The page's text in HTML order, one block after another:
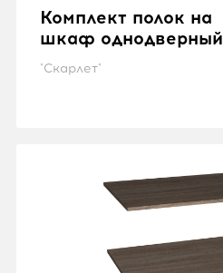
Комплект полок на
шкаф однодверный
"Скарлет"